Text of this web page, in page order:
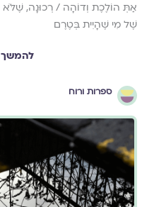
אַתְּ הוֹלֶכֶת וְדוֹהָה / רְכוּנָה,
שֶׁל מִי שֶׁהָיִית בְּטֶרֶם
להמשך
ספרות ורוח